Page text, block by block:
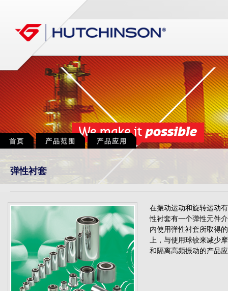
首页 产品范围 产品应用
弹性衬套
在振动运动和旋转运动
性衬套有一个弹性元件
内使用弹性衬套所取得
上，与使用球铰来减少
和隔离高频振动的产品